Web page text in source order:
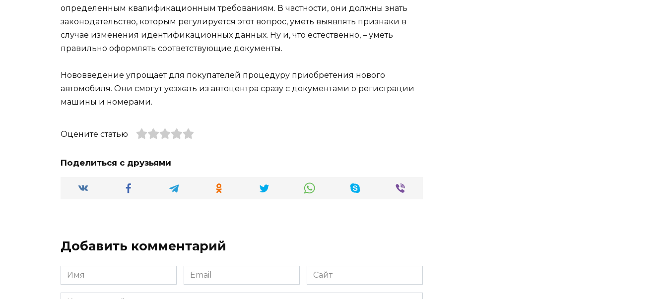
определенным квалификационным требованиям. В частности, они должны знать
законодательство, которым регулируется этот вопрос, уметь выявлять признаки в
случае изменения идентификационных данных. Ну и, что естественно, – уметь
правильно оформлять соответствующие документы.
Нововведение упрощает для покупателей процедуру приобретения нового
автомобиля. Они смогут уезжать из автоцентра сразу с документами о регистрации
машины и номерами.
Оцените статью
Поделиться с друзьями
Добавить комментарий
Имя
*
Email
*
Сайт